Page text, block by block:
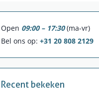
Open 09:00 – 17:30(ma-vr)
Bel ons op: +31 20 808 2129
Recent bekeken